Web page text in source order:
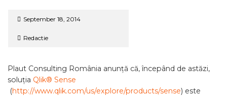
September 18, 2014
Redactie
Plaut Consulting România anunță că, începând de astăzi,
soluția Qlik® Sense
(http://www.qlik.com/us/explore/products/sense) este